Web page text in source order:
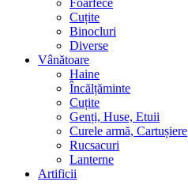
Foarfece
Cuțite
Binocluri
Diverse
Vânătoare
Haine
Încălțăminte
Cuțite
Genți, Huse, Etuii
Curele armă, Cartușiere
Rucsacuri
Lanterne
Artificii